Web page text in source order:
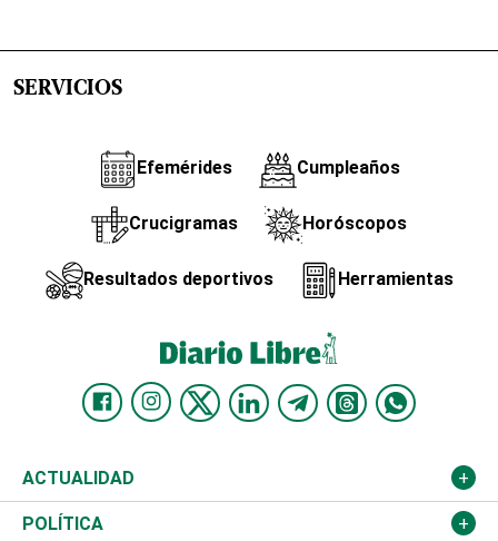
SERVICIOS
Efemérides Cumpleaños
Crucigramas Horóscopos
Resultados deportivos Herramientas
ACTUALIDAD
Nacional
POLÍTICA